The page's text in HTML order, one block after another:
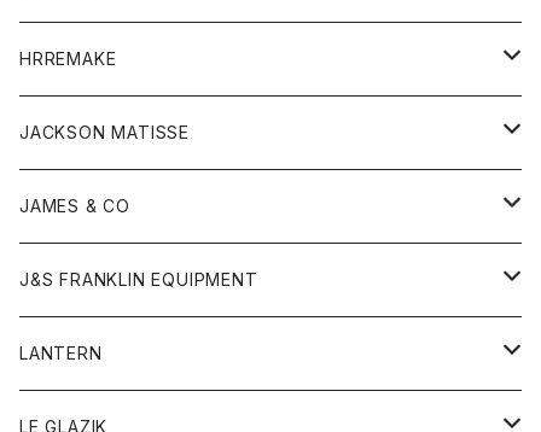
コート
フリース
ウォレット
ストール
キッズ
Tシャツ
グッズ
アンダーウェア
靴
トップス
カーディガン
ジャケット
ボトム
オーバーオール
ショートパンツ
レディース
アウター
カーディガン
コート
キッズ
Tシャツ
ロンパース
グッズ
靴
ストール
トップス
カットソー
シャツ
ボトム
オーバーオール
ショートパンツ
レディース
オーバーオール
ワンピース
ブラウス
ワンピース
HRREMAKE
バック
キッズ
トレーナー
トップス
Gジャケット
スウェット
帽子
JACKSON MATISSE
Tシャツ
帽子
JAMES & CO
ボトム
J&S FRANKLIN EQUIPMENT
アウター
LANTERN
アウター
LE GLAZIK